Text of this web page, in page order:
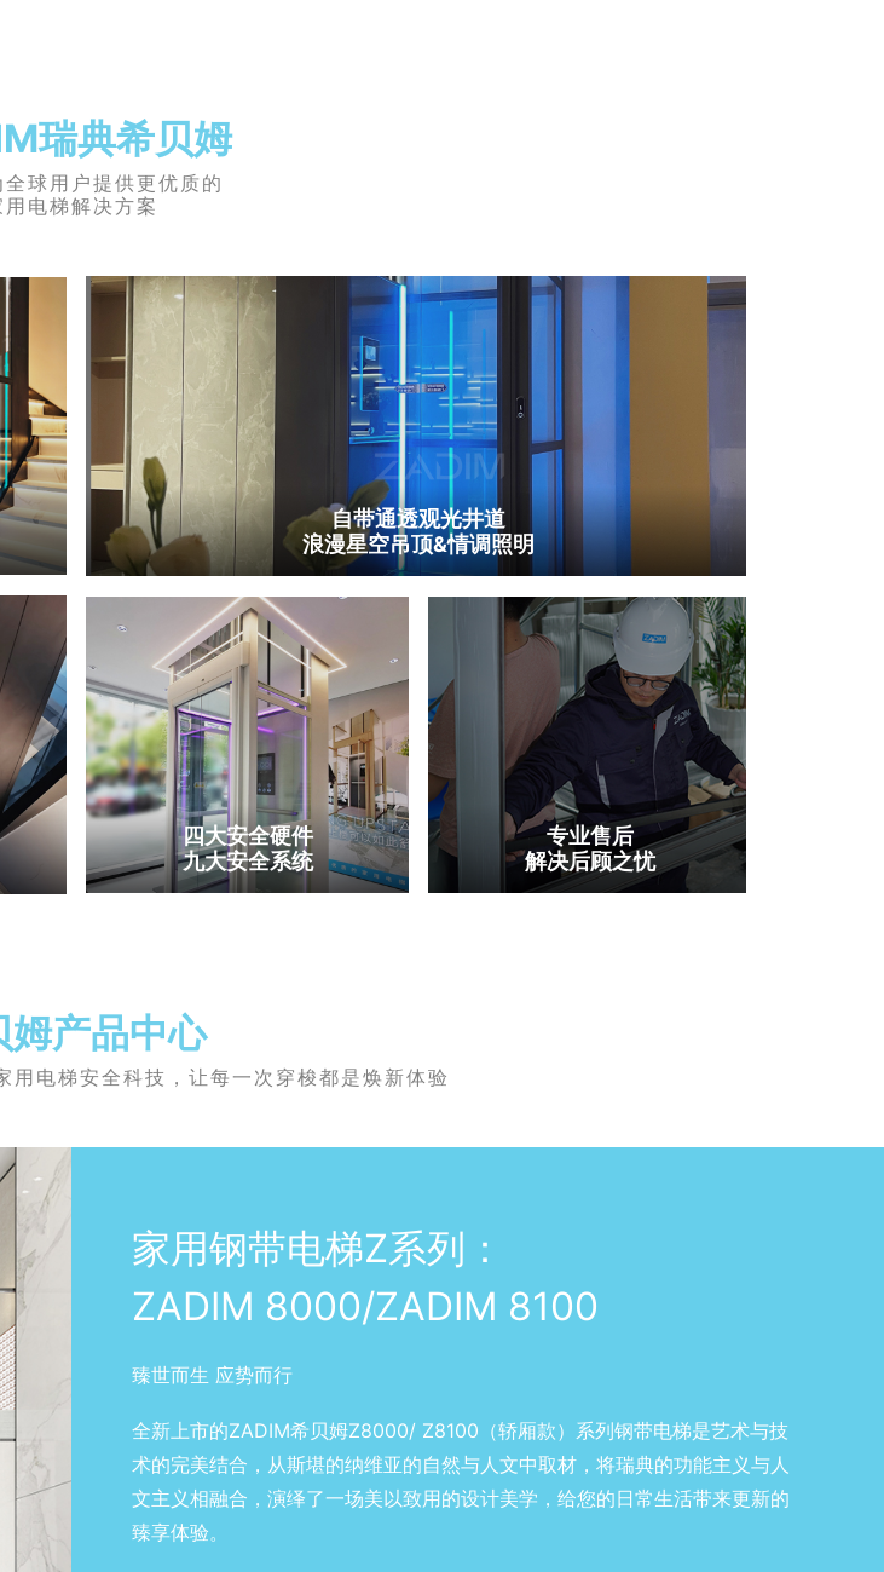
瑞典希贝姆
球用户提供更优质的
用电梯解决方案
自带通透观光井道
浪漫星空吊顶&情调照明
四大安全硬件
九大安全系统
专业售后
解决后顾之忧
姆产品中心
电梯安全科技，让每一次穿梭都是焕新体验
家用钢带电梯Z系列：
ZADIM 8000/ZADIM 8100
臻世而生 应势而行
全新上市的ZADIM希贝姆Z8000/ Z8100（轿厢款）系列钢带电梯是艺术与技
术的完美结合，从斯堪的纳维亚的自然与人文中取材，将瑞典的功能主义与人
文主义相融合，演绎了一场美以致用的设计美学，给您的日常生活带来更新的
臻享体验。